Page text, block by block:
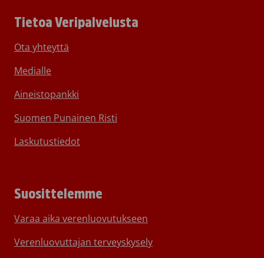
Tietoa Veripalvelusta
Ota yhteyttä
Medialle
Aineistopankki
Suomen Punainen Risti
Laskutustiedot
Suosittelemme
Varaa aika verenluovutukseen
Verenluovuttajan terveyskysely